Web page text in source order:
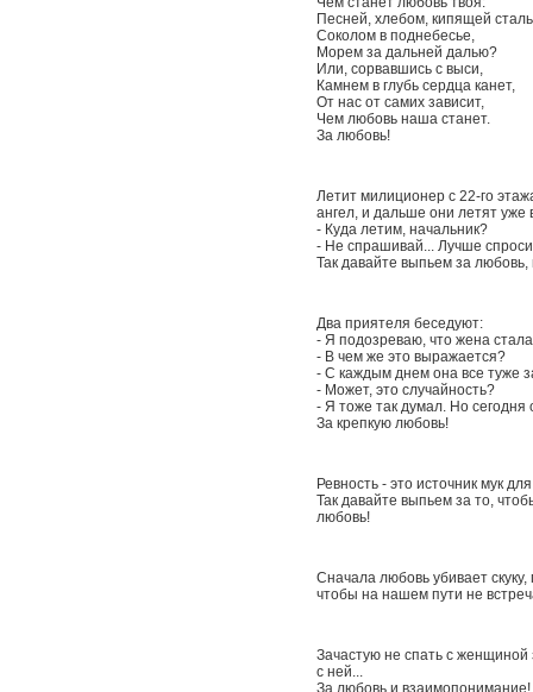
Песней, хлебом, кипящей
Соколом в поднебесье,
Морем за дальней далью?
Или, сорвавшись с выси,
Камнем в глубь сердца канет,
От нас от самих зависит,
Чем любовь наша станет.
За любовь!
Летит милиционер с 22-го
ангел, и дальше они летят уже
- Куда летим, начальник?
- Не спрашивай... Лучше спроси
Так давайте выпьем за
Два приятеля беседуют:
- Я подозреваю, что жена
- В чем же это выражается?
- С каждым днем она все туже
- Может, это случайность?
- Я тоже так думал. Hо
За крепкую любовь!
Ревность - это источник мук
Так давайте выпьем за то,
любовь!
Сначала любовь убивает
чтобы на нашем пути не
Зачастую не спать с
с ней...
За любовь и взаимопонимание!